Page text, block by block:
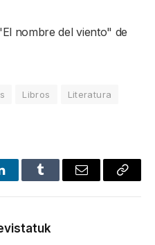
Libros
Literatura
Tumblr Email
Copy